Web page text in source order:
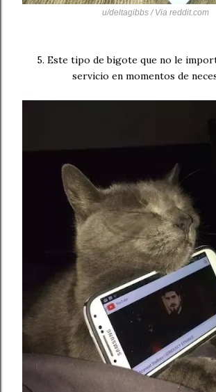
u/deltagibbs / Via reddit.com
5. Este tipo de bigote que no le
servicio en momentos de